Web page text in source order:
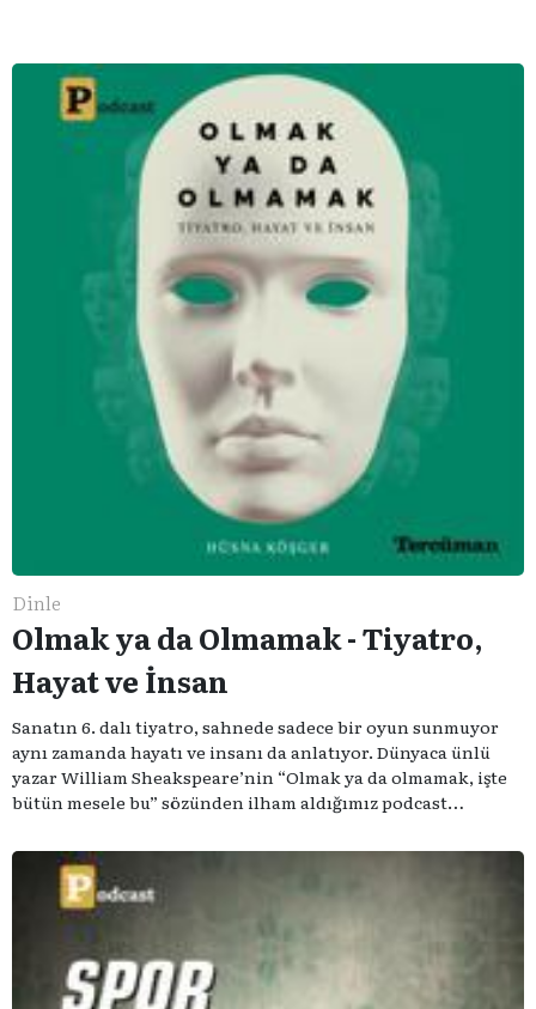
Dinle
Olmak ya da Olmamak - Tiyatro,
Hayat ve İnsan
Sanatın 6. dalı tiyatro, sahnede sadece bir oyun sunmuyor
aynı zamanda hayatı ve insanı da anlatıyor. Dünyaca ünlü
yazar William Sheakspeare’nin “Olmak ya da olmamak, işte
bütün mesele bu” sözünden ilham aldığımız podcast
konuşuyoruz..